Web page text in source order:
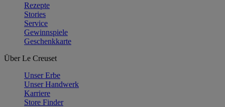
Rezepte
Stories
Service
Gewinnspiele
Geschenkkarte
Über Le Creuset
Unser Erbe
Unser Handwerk
Karriere
Store Finder